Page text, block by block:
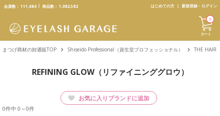
text.skipToContent
text.skipToNavigation
会員数： 111,684 商品数： 1,082,582 はじめての方 新規登録・ログイン
カート
0
まつげ商材の卸通販TOP Shiseido Professional（資生堂プロフェッショナル） THE HAIR
REFINING GLOW（リファイニンググロウ）
お気に入りブランドに追加
0件中 0～0件